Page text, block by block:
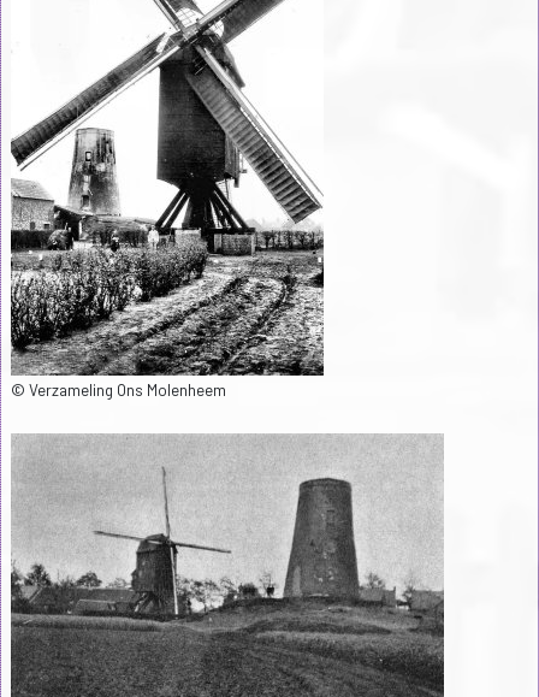
© Verzameling Ons Molenheem